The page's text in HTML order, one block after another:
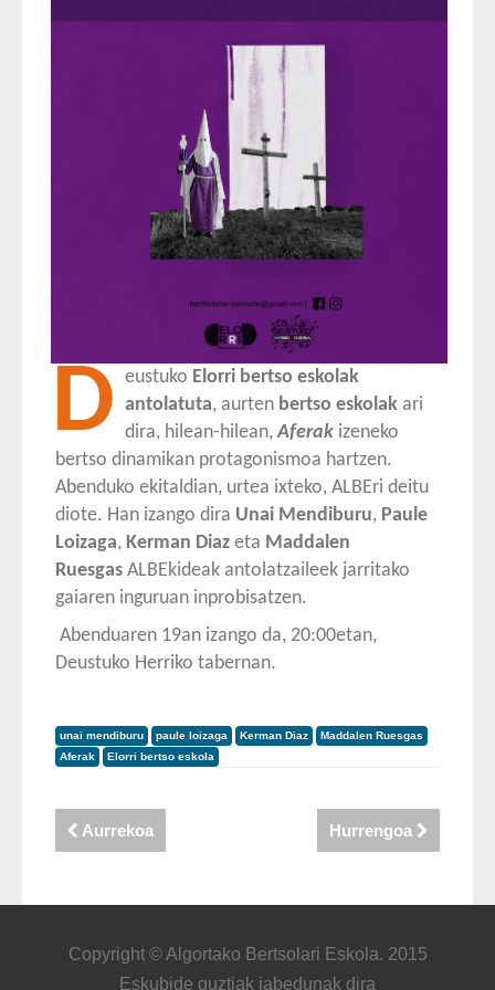
D eustuko Elorri bertso eskolak
antolatuta, aurten bertso eskolak ari
dira, hilean-hilean,Aferak izeneko
bertso dinamikan protagonismoa hartzen.
Abenduko ekitaldian, urtea ixteko, ALBEri deitu
diote. Han izango dira Unai Mendiburu, Paule
Loizaga, Kerman Diaz eta Maddalen
Ruesgas ALBEkideak antolatzaileek jarritako
gaiaren inguruan inprobisatzen.
Abenduaren 19an izango da, 20:00etan,
Deustuko Herriko tabernan.
unai mendiburu paule loizaga Kerman Diaz
Maddalen Ruesgas
Aferak
Elorri bertso eskola
Aurrekoa Hurrengoa
Copyright © Algortako Bertsolari Eskola. 2015
Eskubide guztiak jabedunak dira